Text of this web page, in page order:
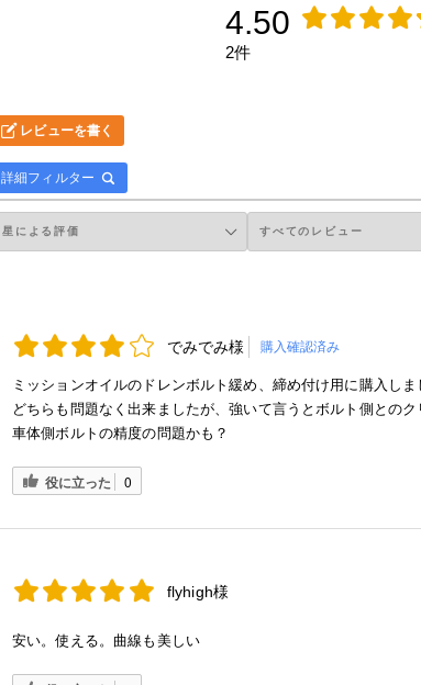
4.50
2件
レビューを書く
詳細フィルター
でみでみ様 購入確認済み
ミッションオイルのドレンボルト緩め、締め付け用に購入しま
どちらも問題なく出来ましたが、強いて言うとボルト側との
車体側ボルトの精度の問題かも？
役に立った 0
flyhigh様
安い。使える。曲線も美しい